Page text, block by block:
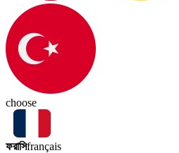
choose
ফরাসিfrançais